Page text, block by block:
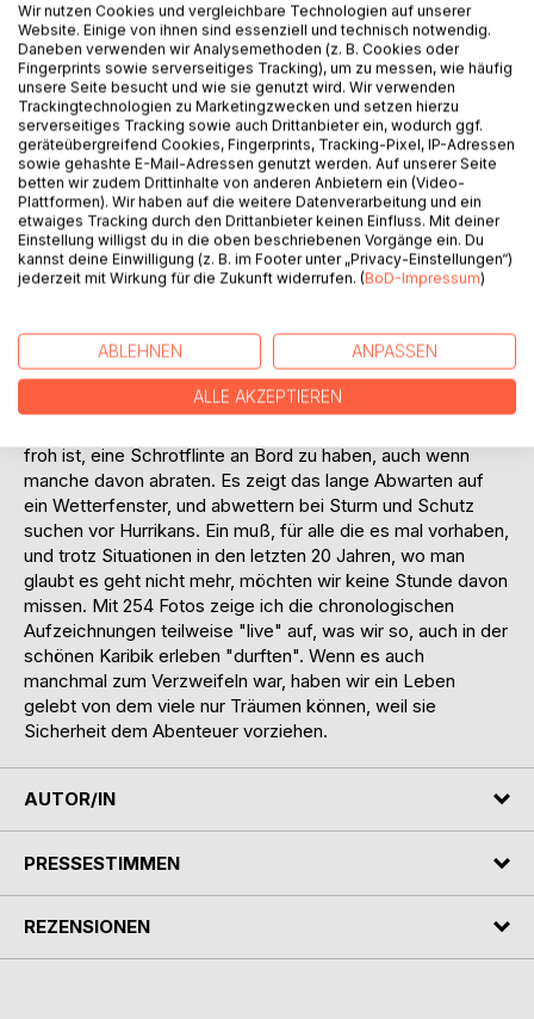
BESCHREIBUNG
Für diejenigen, die vor haben einmal das Fahrtensegeln
anzustreben, oder auch nur ein Boot zu kaufen. Es zeigt die
ungeschminkte Wahrheit über das Leben auf einem
auch wenn man vorher glaubt, alles bedacht zu haben. Es
geht um das "Blauwassersegeln" und zeigt die Dinge auf,
die wirklich passieren. Nach dem Motto: "Fahrtensegeln
heißt, in den paradiesischsten Buchten, das Boot zu
froh ist, eine Schrotflinte an Bord zu haben, auch wenn
manche davon abraten. Es zeigt das lange Abwarten auf
ein Wetterfenster, und abwettern bei Sturm und Schutz
suchen vor Hurrikans. Ein muß, für alle die es mal vorhaben,
und trotz Situationen in den letzten 20 Jahren, wo man
glaubt es geht nicht mehr, möchten wir keine Stunde davon
missen. Mit 254 Fotos zeige ich die chronologischen
Aufzeichnungen teilweise "live" auf, was wir so, auch in der
schönen Karibik erleben "durften". Wenn es auch
manchmal zum Verzweifeln war, haben wir ein Leben
gelebt von dem viele nur Träumen können, weil sie
Sicherheit dem Abenteuer vorziehen.
AUTOR/IN
PRESSESTIMMEN
REZENSIONEN
Wir nutzen Cookies und vergleichbare Technologien auf unserer
Website. Einige von ihnen sind essenziell und technisch notwendig.
Daneben verwenden wir Analysemethoden (z. B. Cookies oder
Fingerprints sowie serverseitiges Tracking), um zu messen, wie häufig
unsere Seite besucht und wie sie genutzt wird. Wir verwenden
Trackingtechnologien zu Marketingzwecken und setzen hierzu
serverseitiges Tracking sowie auch Drittanbieter ein, wodurch ggf.
geräteübergreifend Cookies, Fingerprints, Tracking-Pixel, IP-Adressen
sowie gehashte E-Mail-Adressen genutzt werden. Auf unserer Seite
betten wir zudem Drittinhalte von anderen Anbietern ein (Video-
Plattformen). Wir haben auf die weitere Datenverarbeitung und ein
etwaiges Tracking durch den Drittanbieter keinen Einfluss. Mit deiner
Einstellung willigst du in die oben beschriebenen Vorgänge ein. Du
kannst deine Einwilligung (z. B. im Footer unter „Privacy-Einstellungen“)
jederzeit mit Wirkung für die Zukunft widerrufen. (BoD-Impressum)
ABLEHNEN ANPASSEN
ALLE AKZEPTIEREN